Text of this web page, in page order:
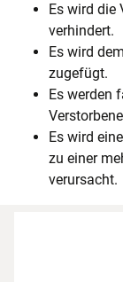
Es wird die
verhindert.
Es wird
zugefügt.
Es werden
Es wird
zu einer
verursacht.